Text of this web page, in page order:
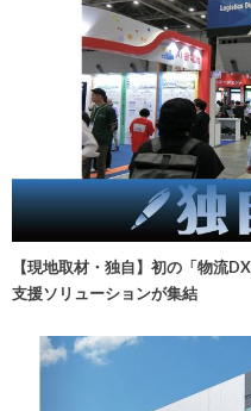
【現地取材・独自】初の「物流
支援ソリューションが集結